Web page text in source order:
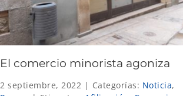
El comercio minorista agoniza
2 septiembre, 2022 | Categorías: Noticia,